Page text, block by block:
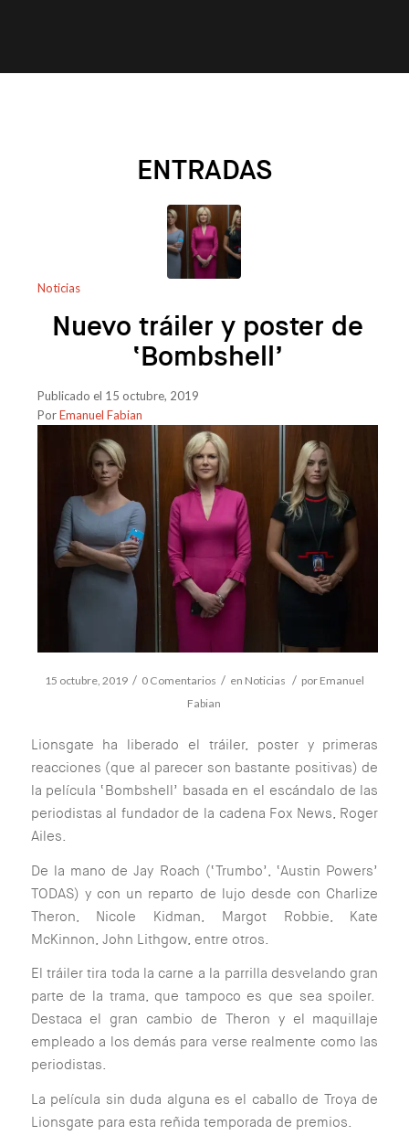
ENTRADAS
Noticias
Nuevo tráiler y poster de
‘Bombshell’
Publicado el 15 octubre, 2019
PorEmanuel Fabian
15 octubre, 2019 / 0 Comentarios / en Noticias / por Emanuel
Fabian
Lionsgate ha liberado el tráiler, poster y primeras
reacciones (que al parecer son bastante positivas) de
la película ‘Bombshell’ basada en el escándalo de las
periodistas al fundador de la cadena Fox News, Roger
Ailes.
De la mano de Jay Roach (‘Trumbo’, ‘Austin Powers’
TODAS) y con un reparto de lujo desde con Charlize
Theron, Nicole Kidman, Margot Robbie, Kate
McKinnon, John Lithgow, entre otros.
El tráiler tira toda la carne a la parrilla desvelando gran
parte de la trama, que tampoco es que sea spoiler.
Destaca el gran cambio de Theron y el maquillaje
empleado a los demás para verse realmente como las
periodistas.
La película sin duda alguna es el caballo de Troya de
Lionsgate para esta reñida temporada de premios.